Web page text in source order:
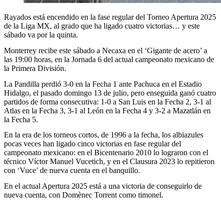
Rayados está encendido en la fase regular del Torneo Apertura 2025
de la Liga MX, al grado que ha ligado cuatro victorias… y este
sábado va por la quinta.
Monterrey recibe este sábado a Necaxa en el ‘Gigante de acero’ a
las 19:00 horas, en la Jornada 6 del actual campeonato mexicano de
la Primera División.
La Pandilla perdió 3-0 en la Fecha 1 ante Pachuca en el Estadio
Hidalgo, el pasado domingo 13 de julio, pero enseguida ganó cuatro
partidos de forma consecutiva: 1-0 a San Luis en la Fecha 2, 3-1 al
Atlas en la Fecha 3, 3-1 al León en la Fecha 4 y 3-2 a Mazatlán en
la Fecha 5.
En la era de los torneos cortos, de 1996 a la fecha, los albiazules
pocas veces han ligado cinco victorias en fase regular del
campeonato mexicano: en el Bicentenario 2010 lo lograron con el
técnico Víctor Manuel Vucetich, y en el Clausura 2023 lo repitieron
con ‘Vuce’ de nueva cuenta en el banquillo.
En el actual Apertura 2025 está a una victoria de conseguirlo de
nueva cuenta, con Domènec Torrent como timonel.